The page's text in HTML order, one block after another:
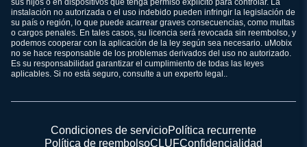
sus hijos o en dispositivos que tenga permiso explícito para controlar. La
instalación no autorizada o el uso indebido pueden infringir la legislación de
su país o región, lo que puede acarrear graves consecuencias, como multas
o cargos penales. En tales casos, su licencia será revocada sin reembolso, y
podemos cooperar con la aplicación de la ley según sea necesario. uMobix
no se hace responsable de los problemas derivados del uso no autorizado.
Es su responsabilidad garantizar el cumplimiento de todas las leyes
aplicables. Si no está seguro, consulte a un experto legal..
Condiciones de servicioPolítica recurrente
Política de reembolsoCLUFConfidencialidad